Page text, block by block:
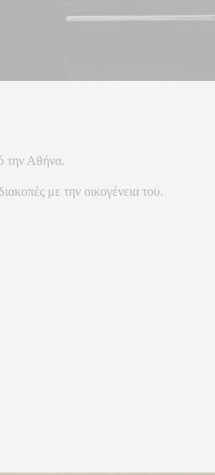
την Αθήνα.
με την οικογένεια του.